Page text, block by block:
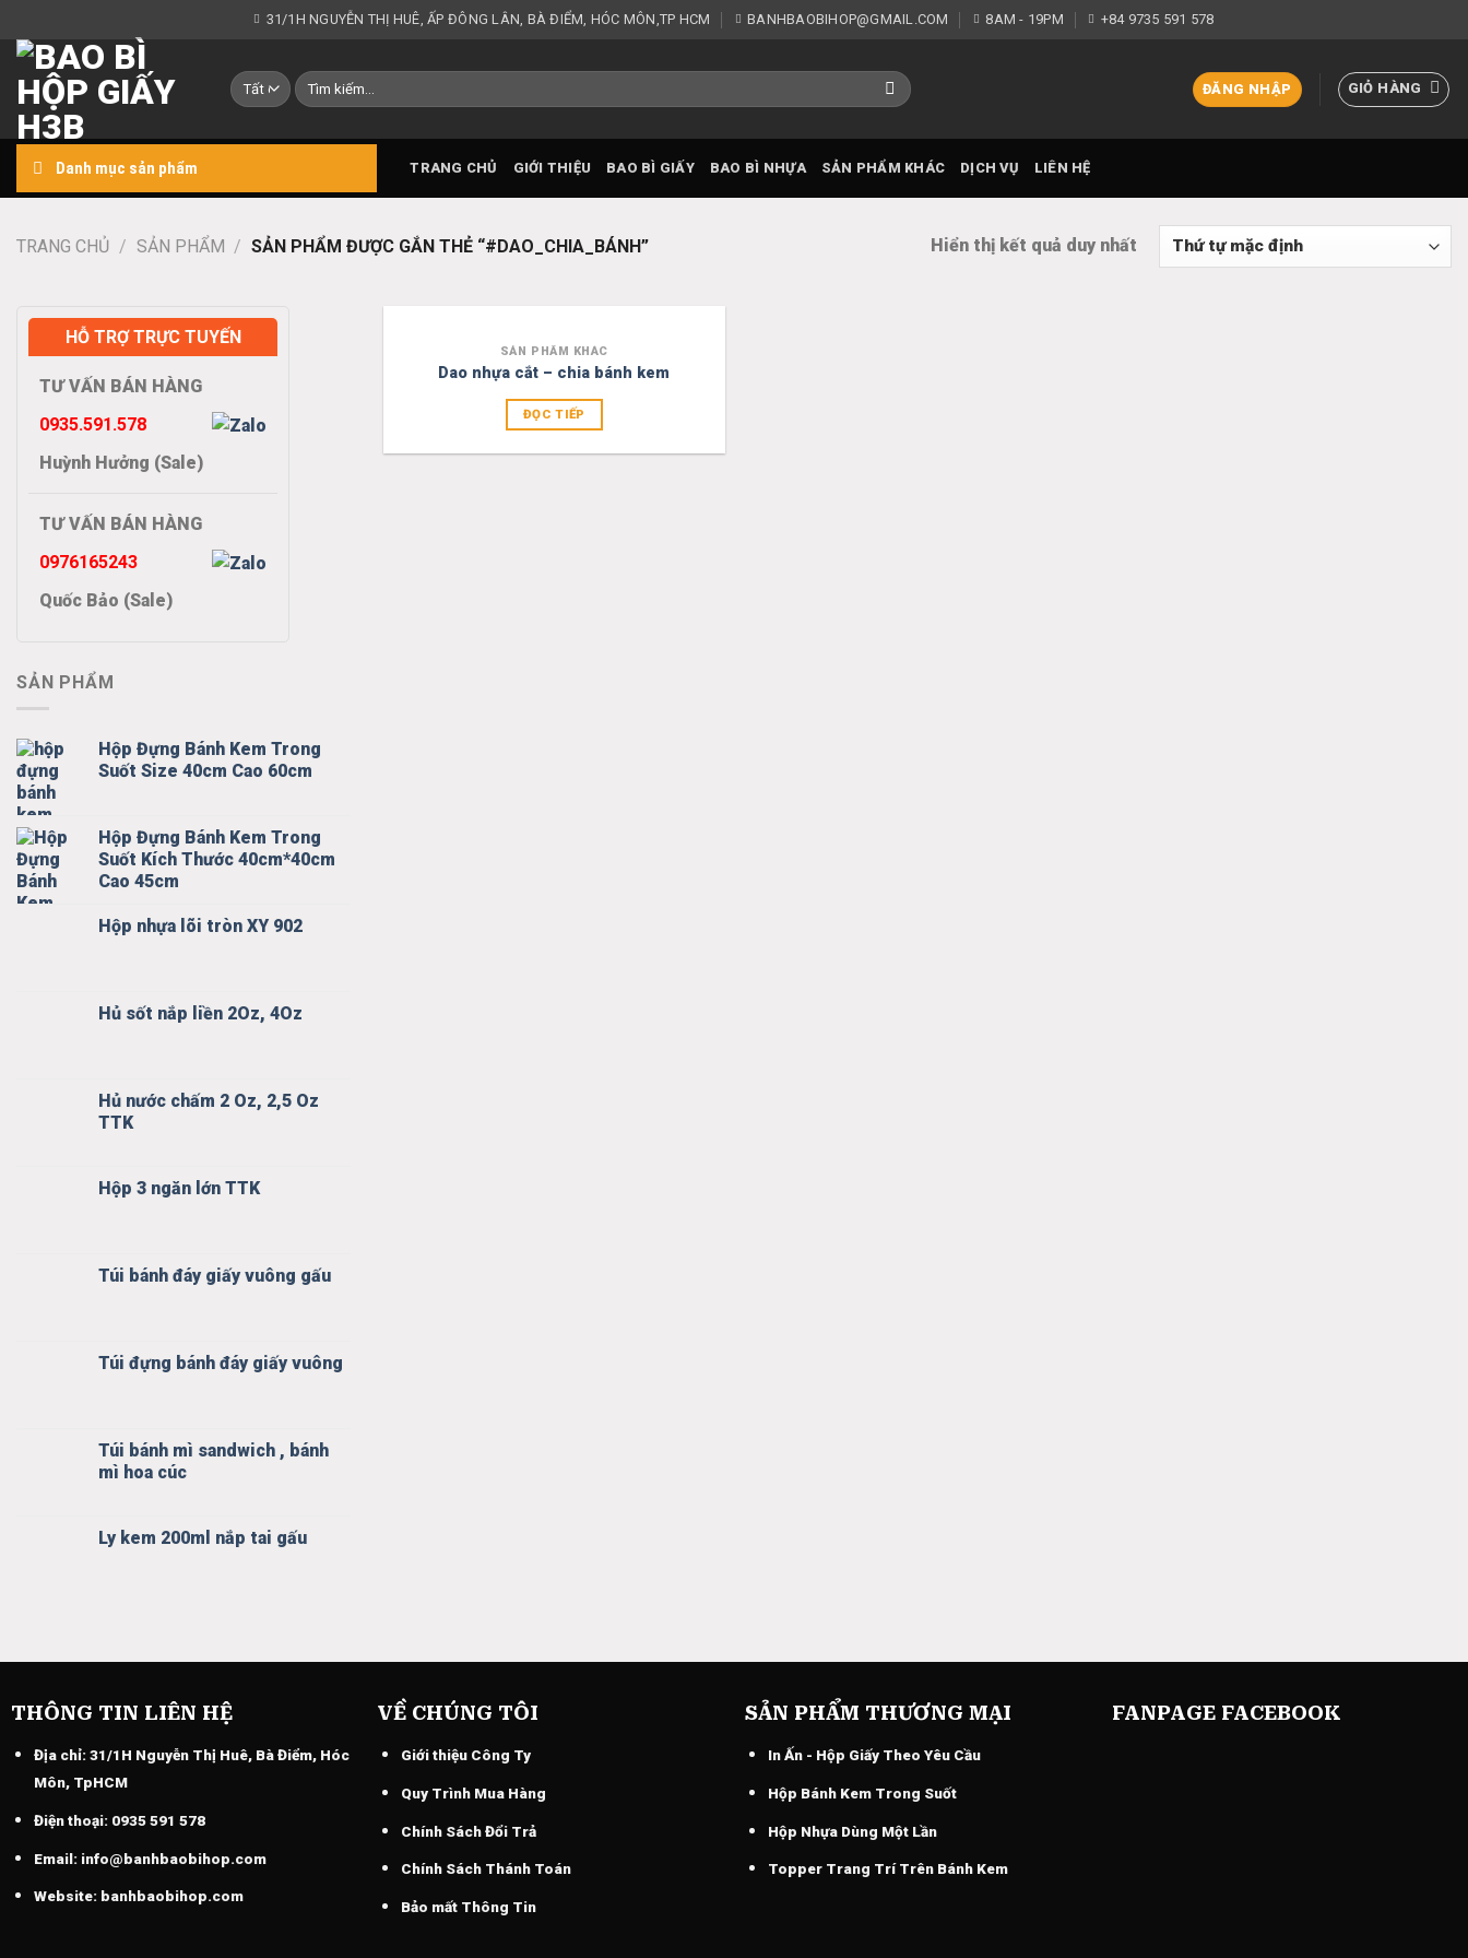
đến
dung
31/1H NGUYỄN THỊ HUÊ, ẤP ĐÔNG LÂN, BÀ ĐIỂM, HÓC MÔN,TP HCM BANHBAOBIHOP@GMAIL.COM 8AM - 19PM +84 9735 591 578
Tìm
kiếm:
ĐĂNG NHẬP GIỎ HÀNG
Danh mục sản phẩm TRANG CHỦ GIỚI THIỆU BAO BÌ GIẤY BAO BÌ NHỰA SẢN PHẨM KHÁC DỊCH VỤ LIÊN HỆ
TRANG CHỦ / SẢN PHẨM / SẢN PHẨM ĐƯỢC GẮN THẺ “#DAO_CHIA_BÁNH” Hiển thị kết quả duy nhất
HỖ TRỢ TRỰC TUYẾN
TƯ VẤN BÁN HÀNG
0935.591.578
Huỳnh Hưởng (Sale)
TƯ VẤN BÁN HÀNG
0976165243
Quốc Bảo (Sale)
SẢN PHẨM
Hộp Đựng Bánh Kem Trong
Suốt Size 40cm Cao 60cm
Hộp Đựng Bánh Kem Trong
Suốt Kích Thước 40cm*40cm
Cao 45cm
Hộp nhựa lõi tròn XY 902
Hủ sốt nắp liền 2Oz, 4Oz
Hủ nước chấm 2 Oz, 2,5 Oz
TTK
Hộp 3 ngăn lớn TTK
Túi bánh đáy giấy vuông gấu
Túi đựng bánh đáy giấy vuông
Túi bánh mì sandwich , bánh
mì hoa cúc
Ly kem 200ml nắp tai gấu
wishlist
SẢN PHẨM KHÁC
Dao nhựa cắt – chia bánh kem
ĐỌC TIẾP
THÔNG TIN LIÊN HỆ
Địa chỉ:31/1H Nguyễn Thị Huê, Bà Điểm, Hóc
Môn, TpHCM
Điện thoại:0935 591 578
Email:info@banhbaobihop.com
Website:banhbaobihop.com
VỀ CHÚNG TÔI
Giới thiệu Công Ty
Quy Trình Mua Hàng
Chính Sách Đổi Trả
Chính Sách Thánh Toán
Bảo mất Thông Tin
SẢN PHẨM THƯƠNG MẠI
In Ấn - Hộp Giấy Theo Yêu Cầu
Hộp Bánh Kem Trong Suốt
Hộp Nhựa Dùng Một Lần
Topper Trang Trí Trên Bánh Kem
FANPAGE FACEBOOK